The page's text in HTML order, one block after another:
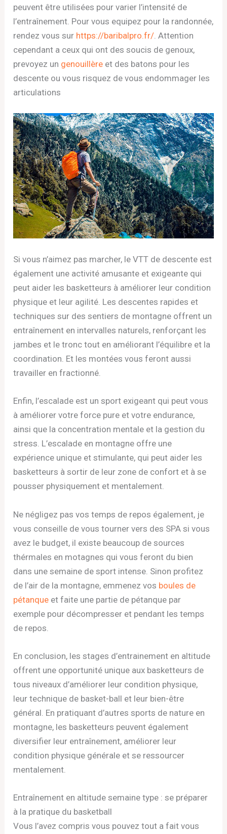
peuvent être utilisées pour varier l’intensité de
l’entraînement. Pour vous equipez pour la randonnée,
rendez vous sur https://baribalpro.fr/ . Attention
cependant a ceux qui ont des soucis de genoux,
prevoyez un genouillère et des batons pour les
descente ou vous risquez de vous endommager les
articulations
Si vous n’aimez pas marcher, le VTT de descente est
également une activité amusante et exigeante qui
peut aider les basketteurs à améliorer leur condition
physique et leur agilité. Les descentes rapides et
techniques sur des sentiers de montagne offrent un
entraînement en intervalles naturels, renforçant les
jambes et le tronc tout en améliorant l’équilibre et la
coordination. Et les montées vous feront aussi
travailler en fractionné.
Enfin, l’escalade est un sport exigeant qui peut vous
à améliorer votre force pure et votre endurance,
ainsi que la concentration mentale et la gestion du
stress. L’escalade en montagne offre une
expérience unique et stimulante, qui peut aider les
basketteurs à sortir de leur zone de confort et à se
pousser physiquement et mentalement.
Ne négligez pas vos temps de repos également, je
vous conseille de vous tourner vers des SPA si vous
avez le budget, il existe beaucoup de sources
thérmales en motagnes qui vous feront du bien
dans une semaine de sport intense. Sinon profitez
de l’air de la montagne, emmenez vos boules de
pétanque et faite une partie de pétanque par
exemple pour décompresser et pendant les temps
de repos.
En conclusion, les stages d’entrainement en altitude
offrent une opportunité unique aux basketteurs de
tous niveaux d’améliorer leur condition physique,
leur technique de basket-ball et leur bien-être
général. En pratiquant d’autres sports de nature en
montagne, les basketteurs peuvent également
diversifier leur entraînement, améliorer leur
condition physique générale et se ressourcer
mentalement.
Entraînement en altitude semaine type : se préparer
à la pratique du basketball
Vous l’avez compris vous pouvez tout a fait vous